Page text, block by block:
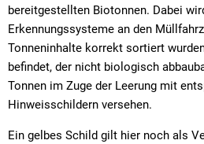
bereitgestellten Biotonnen. Dabei
Erkennungssysteme an den
Tonneninhalte korrekt sortiert
befindet, der nicht biologisch
Tonnen im Zuge der Leerung mit
Hinweisschildern versehen.
Ein gelbes Schild gilt hier noch als